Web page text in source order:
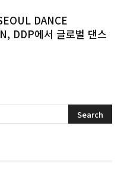
DANCE
DDP에서 글로벌 댄스